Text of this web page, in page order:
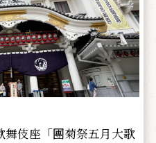
伎座「團菊祭五月大歌